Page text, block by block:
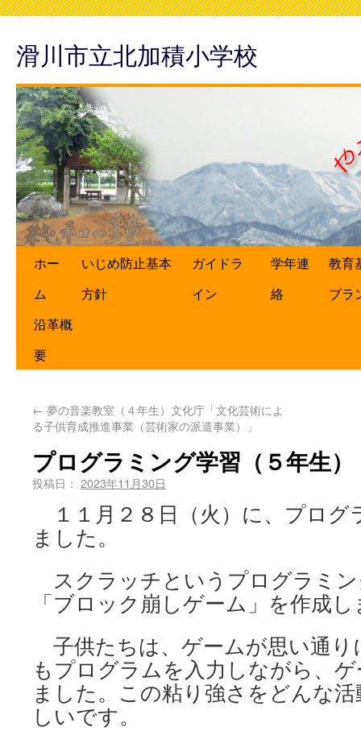
滑川市立北加積小学校
ホー
ム
いじめ防止基本
方針
ガイドラ
イン
学年連
絡
教育
プラ
沿革概
要
← 夢の音楽教室（４年生）文化庁「文化芸術によ
る子供育成推進事業（芸術家の派遣事業）」
プログラミング学習（５年生）
投稿日： 2023年11月30日
１１月２８日（火）に、プログ
ました。
スクラッチというプログラミ
「ブロック崩しゲーム」を作成
子供たちは、ゲームが思い通り
もプログラムを入力しながら、
ました。この粘り強さをどんな
しいです。